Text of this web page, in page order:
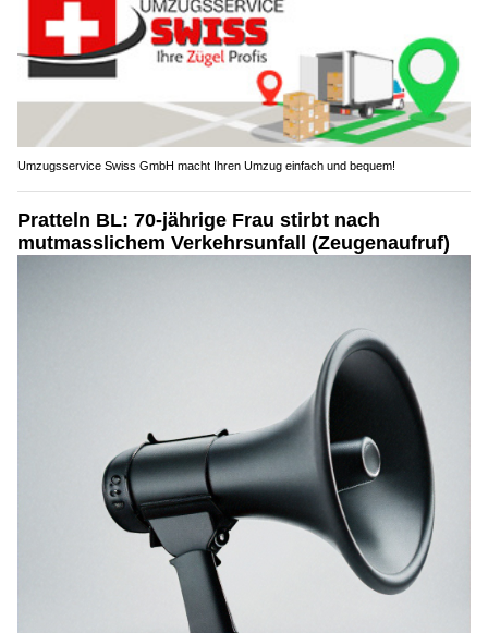
Umzugsservice Swiss GmbH macht Ihren Umzug einfach und bequem!
Pratteln BL: 70-jährige Frau stirbt nach
mutmasslichem Verkehrsunfall (Zeugenaufruf)